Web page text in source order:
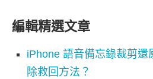
編輯精選文章
iPhone 語音備忘錄裁剪還
除救回方法？